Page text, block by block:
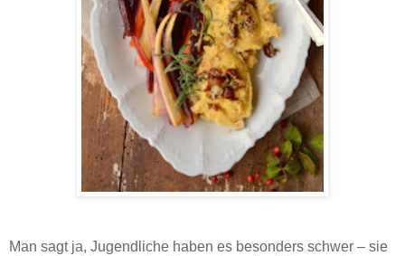
Man sagt ja, Jugendliche haben es besonders schwer – sie